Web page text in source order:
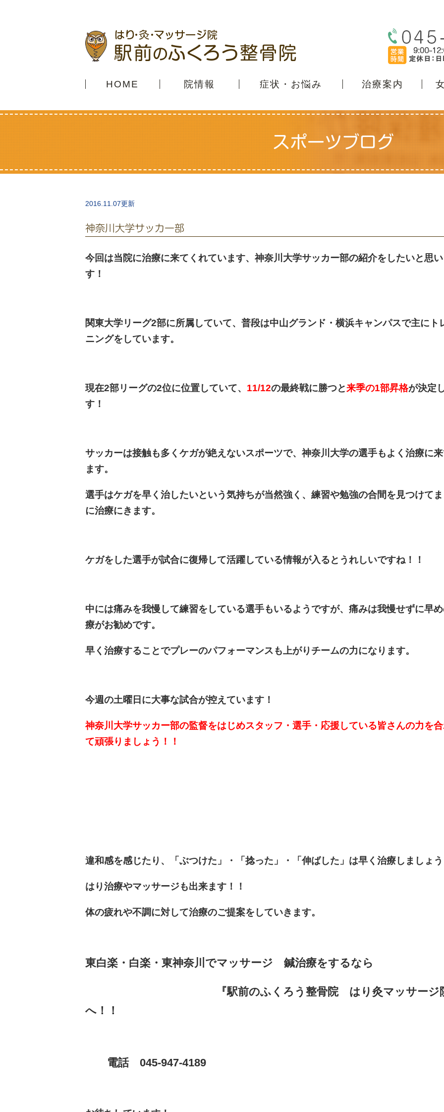
HOME 院情報 症状・お悩み 治療案内
スポーツブログ
2016.11.07更新
神奈川大学サッカー部
今回は当院に治療に来てくれています、神奈川大学サッカー部の紹介をしたいと思
す！
関東大学リーグ2部に所属していて、普段は中山グランド・横浜キャンパスで主にト
ニングをしています。
現在2部リーグの2位に位置していて、 11/12の最終戦に勝つと来季の1部昇格が決定
す！
サッカーは接触も多くケガが絶えないスポーツで、神奈川大学の選手もよく治療に
ます。
選手はケガを早く治したいという気持ちが当然強く、練習や勉強の合間を見つけて
に治療にきます。
ケガをした選手が試合に復帰して活躍している情報が入るとうれしいですね！！
中には痛みを我慢して練習をしている選手もいるようですが、痛みは我慢せずに早
療がお勧めです。
早く治療することでプレーのパフォーマンスも上がりチームの力になります。
今週の土曜日に大事な試合が控えています！
神奈川大学サッカー部の監督をはじめスタッフ・選手・応援している皆さんの力を
て頑張りましょう！！
違和感を感じたり、「ぶつけた」・「捻った」・「伸ばした」は早く治療しましょ
はり治療やマッサージも出来ます！！
体の疲れや不調に対して治療のご提案をしていきます。
東白楽・白楽・東神奈川でマッサージ 鍼治療をするなら
『駅前のふくろう整骨院 はり灸マッサージ
へ！！
電話 045-947-4189